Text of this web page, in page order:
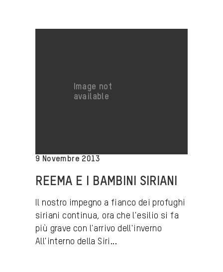
9 Novembre 2013
REEMA E I BAMBINI SIRIANI
Il nostro impegno a fianco dei profughi
siriani continua, ora che l'esilio si fa
più grave con l'arrivo dell'inverno
All'interno della Siri...